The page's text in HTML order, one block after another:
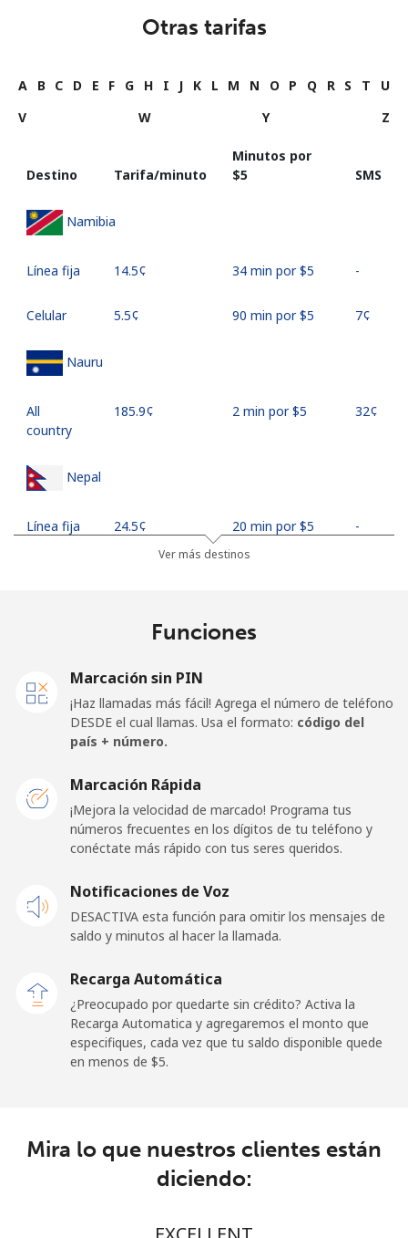
Otras tarifas
A B C D E F G H I J K L M N O P Q R S T
U
V
W Y Z
Destino Tarifa/minuto
Minutos por
⁦$5⁩
SMS
Namibia
Línea fija ⁦14.5¢⁩ 34 min por ⁦$5⁩ -
Celular ⁦5.5¢⁩ 90 min por ⁦$5⁩ ⁦7¢⁩
Nauru
All
country
⁦185.9¢⁩ 2 min por ⁦$5⁩ ⁦32¢⁩
Nepal
Línea fija ⁦24.5¢⁩ 20 min por ⁦$5⁩ -
⁦22.5¢⁩ 22 min por ⁦$5⁩ ⁦13¢⁩
Línea fija ⁦45.5¢⁩ 10 min por ⁦$5⁩
⁦48.9¢⁩ 10 min por ⁦$5⁩
New Zealand
Celular ⁦6.9¢⁩
Nicaragua
9 min por ⁦$5⁩
Ver más destinos
Funciones
Marcación sin PIN
¡Haz llamadas más fácil! Agrega el número de teléfono
DESDE el cual llamas. Usa el formato: código del
país + número.
Marcación Rápida
¡Mejora la velocidad de marcado! Programa tus
números frecuentes en los dígitos de tu teléfono y
conéctate más rápido con tus seres queridos.
Notificaciones de Voz
DESACTIVA esta función para omitir los mensajes de
saldo y minutos al hacer la llamada.
Recarga Automática
¿Preocupado por quedarte sin crédito? Activa la
Recarga Automatica y agregaremos el monto que
especifiques, cada vez que tu saldo disponible quede
en menos de ⁦$5⁩.
Mira lo que nuestros clientes están
diciendo: